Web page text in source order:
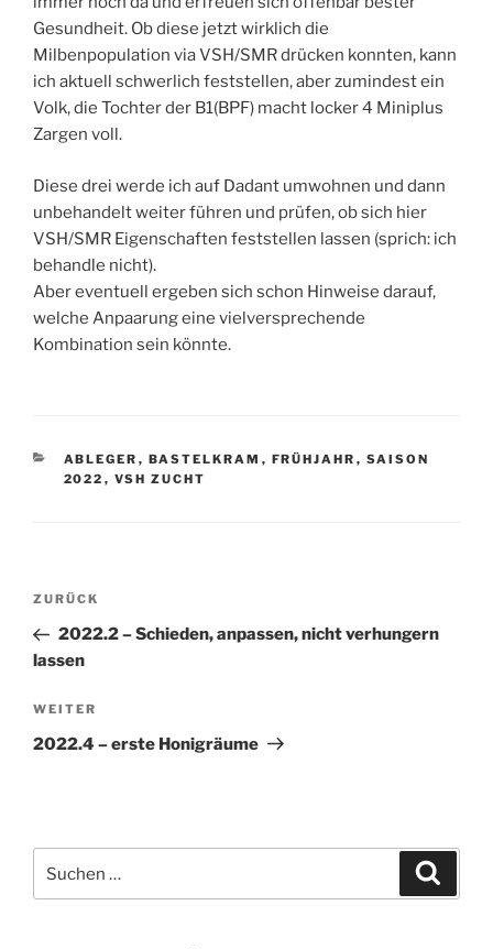
Gesundheit. Ob diese jetzt wirklich die
Milbenpopulation via VSH/SMR drücken konnten, kann
ich aktuell schwerlich feststellen, aber zumindest ein
Volk, die Tochter der B1(BPF) macht locker 4 Miniplus
Zargen voll.
Diese drei werde ich auf Dadant umwohnen und dann
unbehandelt weiter führen und prüfen, ob sich hier
VSH/SMR Eigenschaften feststellen lassen (sprich: ich
behandle nicht).
Aber eventuell ergeben sich schon Hinweise darauf,
welche Anpaarung eine vielversprechende
Kombination sein könnte.
KATEGORIEN
ABLEGER , BASTELKRAM , FRÜHJAHR , SAISON
2022 , VSH ZUCHT
Beitragsnavigation
Vorheriger
Beitrag
ZURÜCK
2022.2 – Schieden, anpassen, nicht verhungern
lassen
Nächster
Beitrag
WEITER
2022.4 – erste Honigräume
nach: